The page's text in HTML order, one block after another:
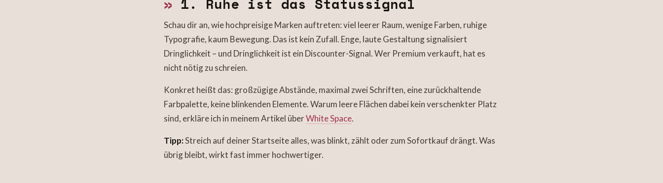
» 1. Ruhe ist das Statussignal
Schau dir an, wie hochpreisige Marken auftreten: viel leerer Raum, wenige Farben, ruhige
Typografie, kaum Bewegung. Das ist kein Zufall. Enge, laute Gestaltung signalisiert
Dringlichkeit – und Dringlichkeit ist ein Discounter-Signal. Wer Premium verkauft, hat es
nicht nötig zu schreien.
Konkret heißt das: großzügige Abstände, maximal zwei Schriften, eine zurückhaltende
Farbpalette, keine blinkenden Elemente. Warum leere Flächen dabei kein verschenkter Platz
sind, erkläre ich in meinem Artikel überWhite Space.
Tipp:Streich auf deiner Startseite alles, was blinkt, zählt oder zum Sofortkauf drängt. Was
übrig bleibt, wirkt fast immer hochwertiger.